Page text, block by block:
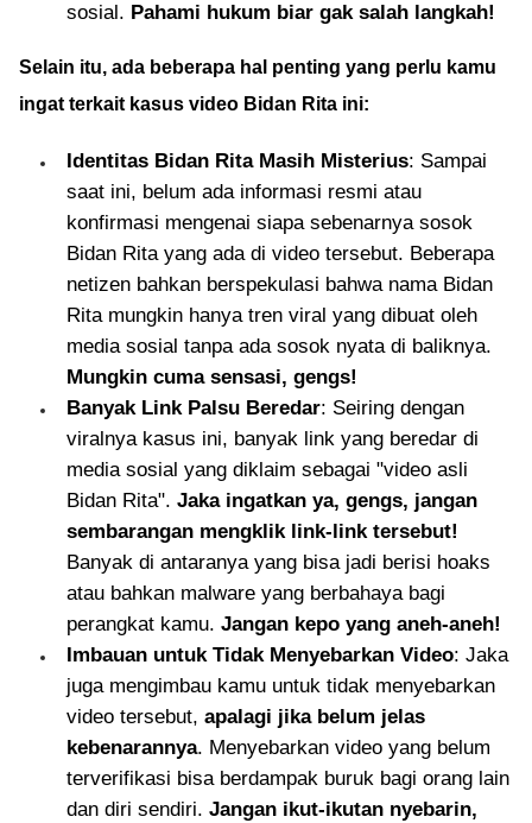
sosial. Pahami hukum biar gak salah langkah!
Selain itu, ada beberapa hal penting yang perlu kamu
ingat terkait kasus video Bidan Rita ini:
Identitas Bidan Rita Masih Misterius: Sampai
saat ini, belum ada informasi resmi atau
konfirmasi mengenai siapa sebenarnya sosok
Bidan Rita yang ada di video tersebut. Beberapa
netizen bahkan berspekulasi bahwa nama Bidan
Rita mungkin hanya tren viral yang dibuat oleh
media sosial tanpa ada sosok nyata di baliknya.
Mungkin cuma sensasi, gengs!
Banyak Link Palsu Beredar: Seiring dengan
viralnya kasus ini, banyak link yang beredar di
media sosial yang diklaim sebagai "video asli
Bidan Rita". Jaka ingatkan ya, gengs, jangan
sembarangan mengklik link-link tersebut!
Banyak di antaranya yang bisa jadi berisi hoaks
atau bahkan malware yang berbahaya bagi
perangkat kamu. Jangan kepo yang aneh-aneh!
Imbauan untuk Tidak Menyebarkan Video: Jaka
juga mengimbau kamu untuk tidak menyebarkan
video tersebut, apalagi jika belum jelas
kebenarannya. Menyebarkan video yang belum
terverifikasi bisa berdampak buruk bagi orang lain
dan diri sendiri. Jangan ikut-ikutan nyebarin,